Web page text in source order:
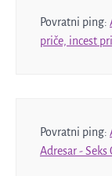
Povratni ping:
priče, incest
Povratni ping:
Adresar - Seks